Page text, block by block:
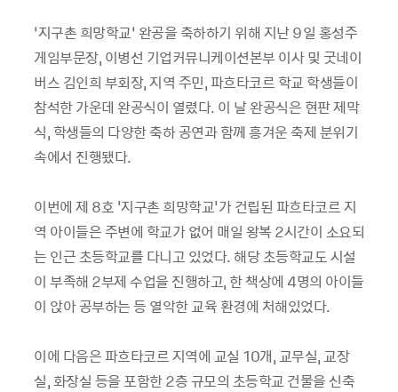
‘지구촌 희망학교’ 완공을 축하하기 위해 지난 9일 홍성주
게임부문장, 이병선 기업커뮤니케이션본부 이사 및 굿네이
버스 김인희 부회장, 지역 주민, 파흐타코르 학교 학생들이
참석한 가운데 완공식이 열렸다. 이 날 완공식은 현판 제막
식, 학생들의 다양한 축하 공연과 함께 흥겨운 축제 분위기
속에서 진행됐다.
이번에 제 8호 '지구촌 희망학교'가 건립된 파흐타코르 지
역 아이들은 주변에 학교가 없어 매일 왕복 2시간이 소요되
는 인근 초등학교를 다니고 있었다. 해당 초등학교도 시설
이 부족해 2부제 수업을 진행하고, 한 책상에 4명의 아이들
이 앉아 공부하는 등 열악한 교육 환경에 처해있었다.
이에 다음은 파흐타코르 지역에 교실 10개, 교무실, 교장
실, 화장실 등을 포함한 2층 규모의 초등학교 건물을 신축